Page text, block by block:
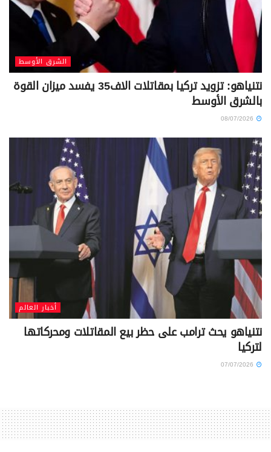
الشرق الأوسط
نتنياهو: تزويد تركيا بمقاتلات الاف35 يفسد ميزان القوة
بالشرق الأوسط
أخبار العالم
نتنياهو يحث ترامب على حظر بيع المقاتلات ومحركاتها
لتركيا